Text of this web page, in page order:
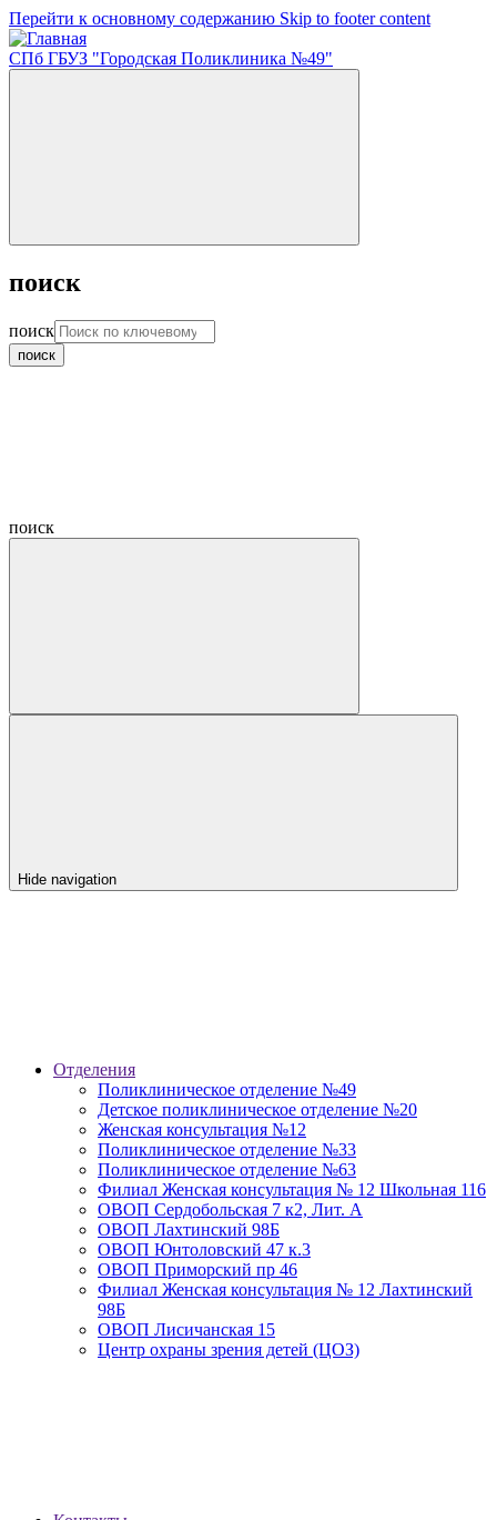
Перейти к основному содержанию Skip to footer content
СПб ГБУЗ "Городская Поликлиника №49"
поиск
поиск
поиск
Hide navigation
Отделения
Поликлиническое отделение №49
Детское поликлиническое отделение №20
Женская консультация №12
Поликлиническое отделение №33
Поликлиническое отделение №63
Филиал Женская консультация № 12 Школьная 116
ОВОП Сердобольская 7 к2, Лит. А
ОВОП Лахтинский 98Б
ОВОП Юнтоловский 47 к.3
ОВОП Приморский пр 46
Филиал Женская консультация № 12 Лахтинский
98Б
ОВОП Лисичанская 15
Центр охраны зрения детей (ЦОЗ)